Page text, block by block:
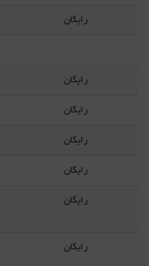
رایگان
رایگان
رایگان
رایگان
رایگان
رایگان
رایگان